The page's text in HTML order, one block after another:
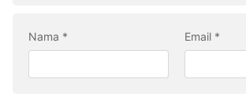
Nama * Email *